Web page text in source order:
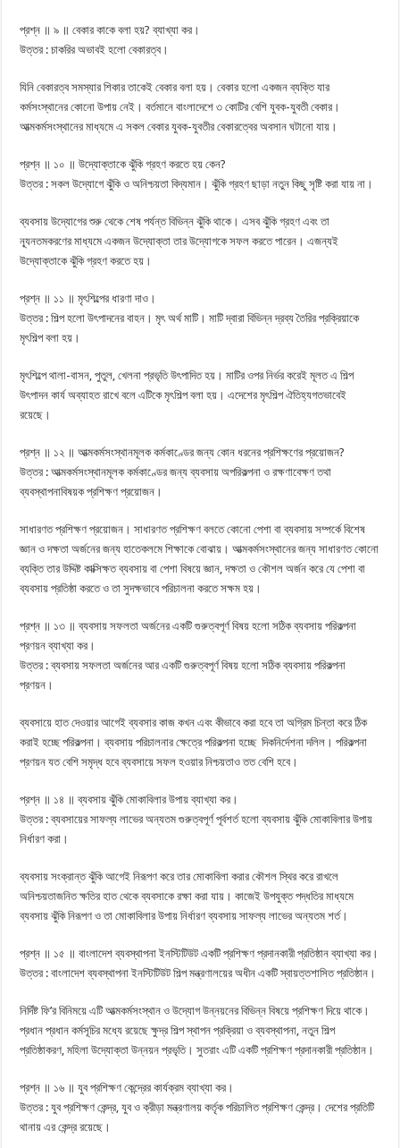
প্রশ্ন ॥ ৯ ॥ বেকার কাকে বলা হয়? ব্যাখ্যা কর।
উত্তর : চাকরির অভাবই হলো বেকারত্ব।
যিনি বেকারত্ব সমস্যার শিকার তাকেই বেকার বলা হয়। বেকার হলো একজন ব্যক্তি যার
কর্মসংস্থানের কোনো উপায় নেই। বর্তমানে বাংলাদেশে ৩ কোটির বেশি যুবক-যুবতী বেকার।
আত্মকর্মসংস্থানের মাধ্যমে এ সকল বেকার যুবক-যুবতীর বেকারত্বের অবসান ঘটানো যায়।
প্রশ্ন ॥ ১০ ॥ উদ্যোক্তাকে ঝুঁকি গ্রহণ করতে হয় কেন?
উত্তর : সকল উদ্যোগে ঝুঁকি ও অনিশ্চয়তা বিদ্যমান। ঝুঁকি গ্রহণ ছাড়া নতুন কিছু সৃষ্টি করা যায় না।
ব্যবসায় উদ্যোগের শুরু থেকে শেষ পর্যন্ত বিভিন্ন ঝুঁকি থাকে। এসব ঝুঁকি গ্রহণ এবং তা
ন্যূনতমকরণের মাধ্যমে একজন উদ্যোক্তা তার উদ্যোগকে সফল করতে পারেন। এজন্যই
উদ্যোক্তাকে ঝুঁকি গ্রহণ করতে হয়।
প্রশ্ন ॥ ১১ ॥ মৃৎশিল্পের ধারণা দাও।
উত্তর : শিল্প হলো উৎপাদনের বাহন। মৃৎ অর্থ মাটি। মাটি দ্বারা বিভিন্ন দ্রব্য তৈরির প্রক্রিয়াকে
মৃৎশিল্প বলা হয়।
মৃৎশিল্পে থালা-বাসন, পুতুল, খেলনা প্রভৃতি উৎপাদিত হয়। মাটির ওপর নির্ভর করেই মূলত এ শিল্প
উৎপাদন কার্য অব্যাহত রাখে বলে এটিকে মৃৎশিল্প বলা হয়। এদেশের মৃৎশিল্প ঐতিহ্যগতভাবেই
রয়েছে।
প্রশ্ন ॥ ১২ ॥ আত্মকর্মসংস্থানমূলক কর্মকাণ্ডের জন্য কোন ধরনের প্রশিক্ষণের প্রয়োজন?
উত্তর : আত্মকর্মসংস্থানমূলক কর্মকাণ্ডের জন্য ব্যবসায় অপরিকল্পনা ও রক্ষণাবেক্ষণ তথা
ব্যবস্থাপনাবিষয়ক প্রশিক্ষণ প্রয়োজন।
সাধারণত প্রশিক্ষণ প্রয়োজন। সাধারণত প্রশিক্ষণ বলতে কোনো পেশা বা ব্যবসায় সম্পর্কে বিশেষ
জ্ঞান ও দক্ষতা অর্জনের জন্য হাতেকলমে শিক্ষাকে বোঝায়। আত্মকর্মসংস্থানের জন্য সাধারণত কোনো
ব্যক্তি তার উদ্দিষ্ট কাক্সিক্ষত ব্যবসায় বা পেশা বিষয়ে জ্ঞান, দক্ষতা ও কৌশল অর্জন করে যে পেশা বা
ব্যবসায় প্রতিষ্ঠা করতে ও তা সুদক্ষভাবে পরিচালনা করতে সক্ষম হয়।
প্রশ্ন ॥ ১৩ ॥ ব্যবসায় সফলতা অর্জনের একটি গুরুত্বপূর্ণ বিষয় হলো সঠিক ব্যবসায় পরিকল্পনা
প্রণয়ন ব্যাখ্যা কর।
উত্তর : ব্যবসায় সফলতা অর্জনের আর একটি গুরুত্বপূর্ণ বিষয় হলো সঠিক ব্যবসায় পরিকল্পনা
প্রণয়ন।
ব্যবসায়ে হাত দেওয়ার আগেই ব্যবসার কাজ কখন এবং কীভাবে করা হবে তা অগ্রিম চিন্তা করে ঠিক
করাই হচ্ছে পরিকল্পনা। ব্যবসায় পরিচালনার ক্ষেত্রে পরিকল্পনা হচ্ছে দিকনির্দেশনা দলিল। পরিকল্পনা
প্রণয়ন যত বেশি সমৃদ্ধ হবে ব্যবসায়ে সফল হওয়ার নিশ্চয়তাও তত বেশি হবে।
প্রশ্ন ॥ ১৪ ॥ ব্যবসায় ঝুঁকি মোকাবিলার উপায় ব্যাখ্যা কর।
উত্তর : ব্যবসায়ের সাফল্য লাভের অন্যতম গুরুত্বপূর্ণ পূর্বশর্ত হলো ব্যবসায় ঝুঁকি মোকাবিলার উপায়
নির্ধারণ করা।
ব্যবসায় সংক্রান্ত ঝুঁকি আগেই নিরূপণ করে তার মোকাবিলা করার কৌশল স্থির করে রাখলে
অনিশ্চয়তাজনিত ক্ষতির হাত থেকে ব্যবসাকে রক্ষা করা যায়। কাজেই উপযুক্ত পদ্ধতির মাধ্যমে
ব্যবসায় ঝুঁকি নিরূপণ ও তা মোকাবিলার উপায় নির্ধারণ ব্যবসায় সাফল্য লাভের অন্যতম শর্ত।
প্রশ্ন ॥ ১৫ ॥ বাংলাদেশ ব্যবস্থাপনা ইনস্টিটিউট একটি প্রশিক্ষণ প্রদানকারী প্রতিষ্ঠান ব্যাখ্যা কর।
উত্তর : বাংলাদেশ ব্যবস্থাপনা ইনস্টিটিউট শিল্প মন্ত্রণালয়ের অধীন একটি স্বায়ত্তশাসিত প্রতিষ্ঠান।
নির্দিষ্ট ফি’র বিনিময়ে এটি আত্মকর্মসংস্থান ও উদ্যোগ উন্নয়নের বিভিন্ন বিষয়ে প্রশিক্ষণ দিয়ে থাকে।
প্রধান প্রধান কর্মসূচির মধ্যে রয়েছে ক্ষুদ্র শিল্প স্থাপন প্রক্রিয়া ও ব্যবস্থাপনা, নতুন শিল্প
প্রতিষ্ঠাকরণ, মহিলা উদ্যোক্তা উন্নয়ন প্রভৃতি। সুতরাং এটি একটি প্রশিক্ষণ প্রদানকারী প্রতিষ্ঠান।
প্রশ্ন ॥ ১৬ ॥ যুব প্রশিক্ষণ কেন্দ্রের কার্যক্রম ব্যাখ্যা কর।
উত্তর : যুব প্রশিক্ষণ কেন্দ্র, যুব ও ক্রীড়া মন্ত্রণালয় কর্তৃক পরিচালিত প্রশিক্ষণ কেন্দ্র। দেশের প্রতিটি
থানায় এর কেন্দ্র রয়েছে।